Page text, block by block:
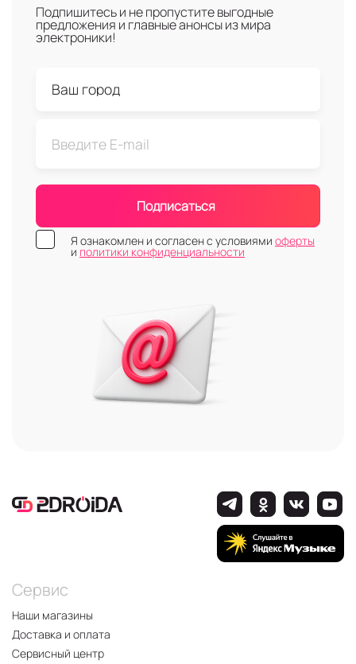
Подпишитесь и не пропустите выгодные
предложения и главные анонсы из мира
электроники!
Подписаться
Я ознакомлен и согласен с условиями оферты
и политики конфиденциальности
Сервис
Наши магазины
Доставка и оплата
Сервисный центр